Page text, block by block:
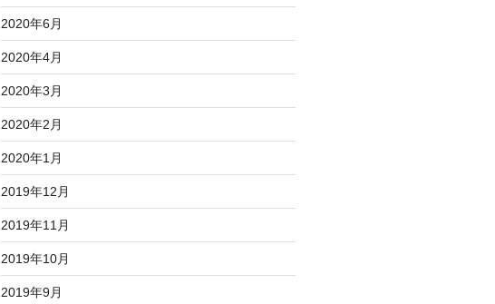
2020年6月
2020年4月
2020年3月
2020年2月
2020年1月
2019年12月
2019年11月
2019年10月
2019年9月